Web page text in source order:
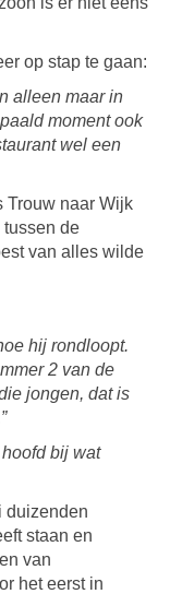
op stap te gaan:
alleen maar in
moment ook
wel een
Trouw naar Wijk
tussen de
van alles wilde
hij rondloopt.
2 van de
jongen, dat is
bij wat
duizenden
staan en
van
het eerst in